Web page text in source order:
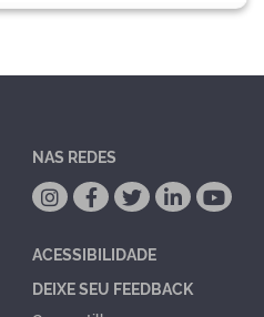
NAS REDES
ACESSIBILIDADE
DEIXE SEU FEEDBACK